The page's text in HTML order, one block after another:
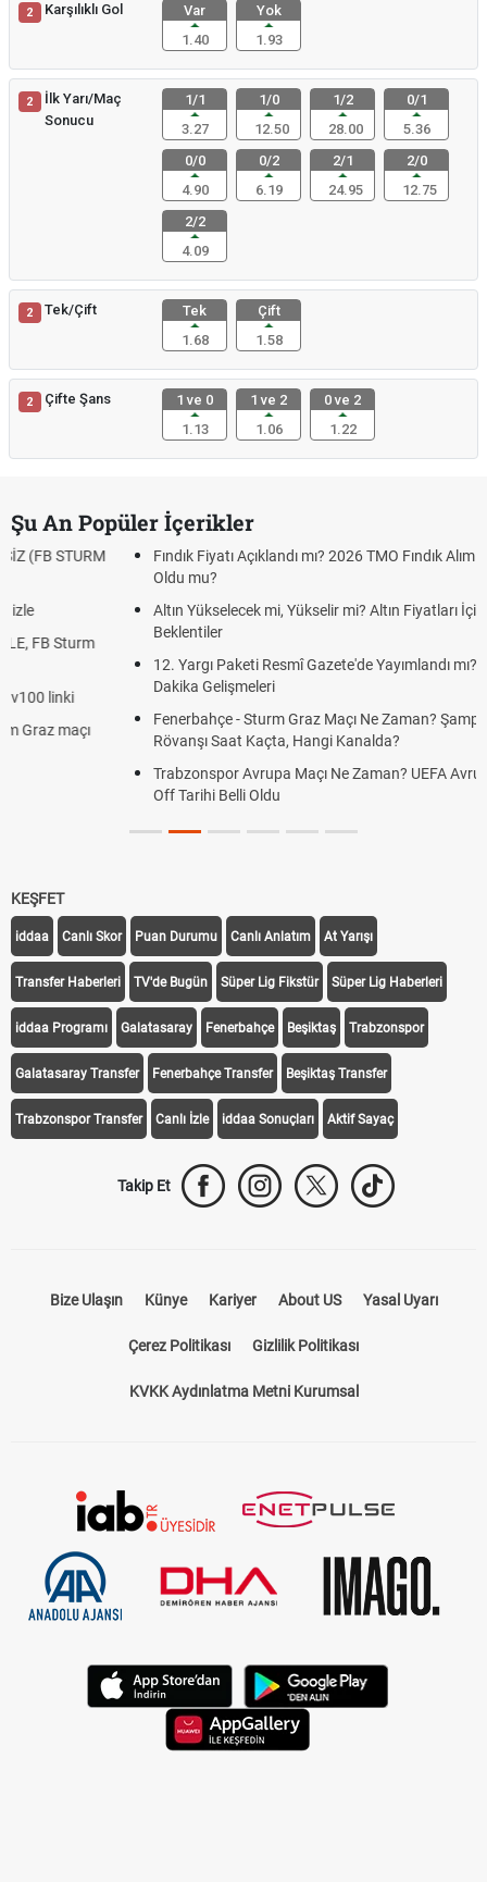
2 Karşılıklı Gol
Var
1.40
Yok
1.93
2
İlk Yarı/Maç
Sonucu
1/1
3.27
1/0
12.50
1/2
28.00
0/1
5.36
0/0
4.90
0/2
6.19
2/1
24.95
2/0
12.75
2/2
4.09
2 Tek/Çift
Tek
1.68
Çift
1.58
2 Çifte Şans
1 ve 0
1.13
1 ve 2
1.06
0 ve 2
1.22
Şu An Popüler İçerikler
Fındık Fiyatı Açıklandı mı? 2026 TMO Fındık Alım Fiyatları Belli
Altın Yükselecek mi, Yükselir mi? Altın Fiyatları İçin Son
12. Yargı Paketi Resmî Gazete'de Yayımlandı mı? 2026 Son
Dakika Gelişmeleri
Fenerbahçe - Sturm Graz Maçı Ne Zaman? Şampiyonlar Ligi
Rövanşı Saat Kaçta, Hangi Kanalda?
Trabzonspor Avrupa Maçı Ne Zaman? UEFA Avrupa Ligi Play-
Off Tarihi Belli Oldu
KEŞFET
iddaa Canlı Skor Puan Durumu Canlı Anlatım At Yarışı
Transfer Haberleri TV'de Bugün Süper Lig Fikstür Süper Lig Haberleri
iddaa Programı Galatasaray Fenerbahçe Beşiktaş Trabzonspor
Galatasaray Transfer Fenerbahçe Transfer Beşiktaş Transfer
Trabzonspor Transfer Canlı İzle iddaa Sonuçları Aktif Sayaç
Takip Et
Bize Ulaşın Künye Kariyer About US Yasal Uyarı
Çerez Politikası Gizlilik Politikası
KVKK Aydınlatma Metni Kurumsal